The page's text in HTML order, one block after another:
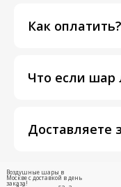
Как оплатить?
Что если шар
Доставляете
Воздушные шары в
Москве с доставкой в день
заказа!